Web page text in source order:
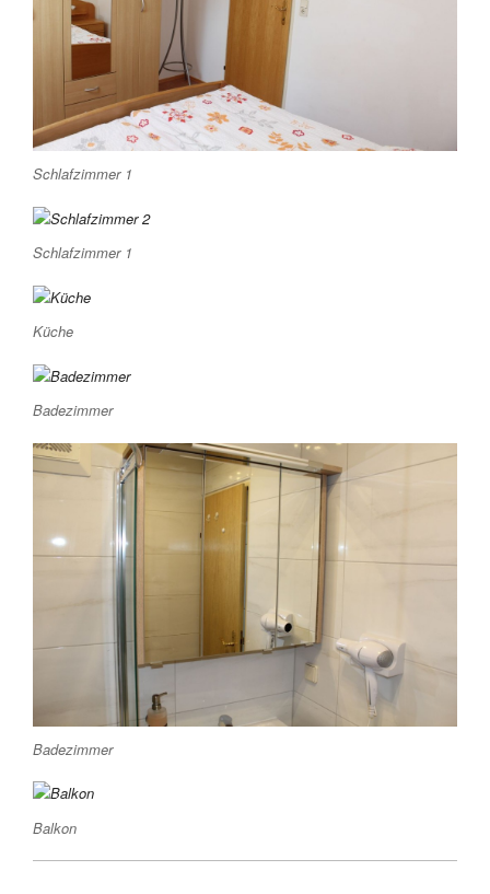
Schlafzimmer 1
Schlafzimmer 1
Küche
Badezimmer
Badezimmer
Balkon